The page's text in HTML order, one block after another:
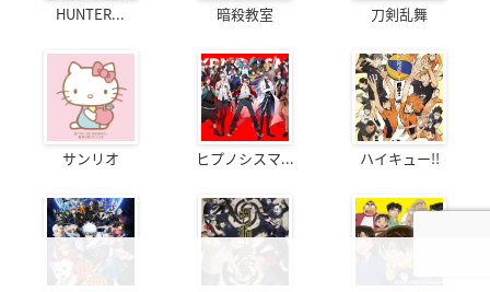
HUNTER... 暗殺教室 刀剣乱舞
サンリオ ヒプノシスマ... ハイキュー!!